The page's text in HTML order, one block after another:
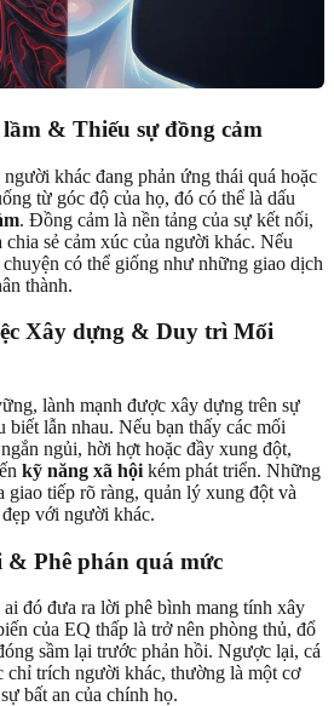
& Thiếu sự đồng cảm
khác đang phản ứng thái quá hoặc
từ góc độ của họ, đó có thể là dấu
. Đồng cảm là nền tảng của sự kết nối,
sẻ cảm xúc của người khác. Nếu
có thể giống như những giao dịch
thành.
Xây dựng & Duy trì Mối
lành mạnh được xây dựng trên sự
biết lẫn nhau. Nếu bạn thấy các mối
ngủi, hời hợt hoặc đầy xung đột,
kỹ năng xã hội kém phát triển. Những
giao tiếp rõ ràng, quản lý xung đột và
với người khác.
Phê phán quá mức
đó đưa ra lời phê bình mang tính xây
của EQ thấp là trở nên phòng thủ, đổ
sầm lại trước phản hồi. Ngược lại, cá
chỉ trích người khác, thường là một cơ
bất an của chính họ.